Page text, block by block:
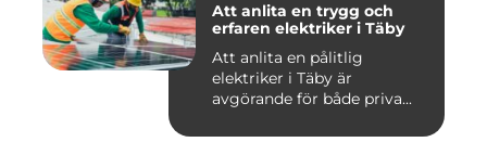
Att anlita en trygg och
erfaren elektriker i Täby
Att anlita en pålitlig
elektriker i Täby är
avgörande för både priva...